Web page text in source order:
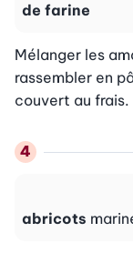
de farine
Mélanger les
rassembler en
couvert au frais.
abricots